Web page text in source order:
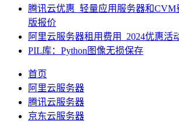
腾讯云优惠_轻量应用服务器和CVM
版报价
阿里云服务器租用费用_2024优惠活
PIL库：Python图像无损保存
首页
阿里云服务器
腾讯云服务器
京东云服务器